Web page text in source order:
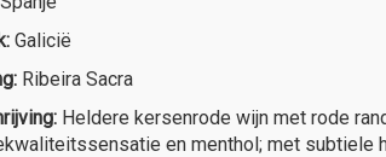
Galicië
Ribeira Sacra
Heldere kersenrode wijn met rode
en menthol; met subtiele